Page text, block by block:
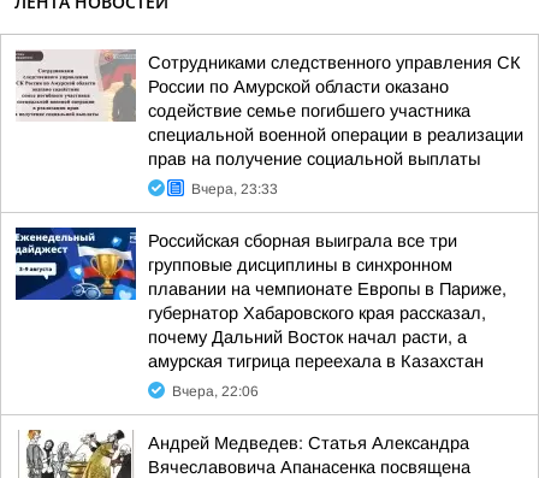
Сотрудниками следственного управления СК
России по Амурской области оказано
содействие семье погибшего участника
специальной военной операции в реализации
прав на получение социальной выплаты
Вчера, 23:33
Российская сборная выиграла все три
групповые дисциплины в синхронном
плавании на чемпионате Европы в Париже,
губернатор Хабаровского края рассказал,
почему Дальний Восток начал расти, а
амурская тигрица переехала в Казахстан
Вчера, 22:06
Андрей Медведев: Статья Александра
Вячеславовича Апанасенка посвящена